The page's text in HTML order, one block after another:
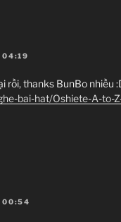
04:19
rồi, thanks BunBo nhiều
bai-hat/Oshiete-A-to-
00:54